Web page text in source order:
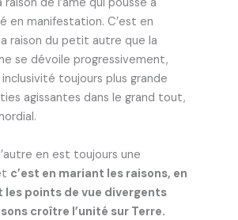
en manifestation. C’est en
raison du petit autre que la
se dévoile progressivement,
toujours plus grande
agissantes dans le grand tout,
en est toujours une
c’est en mariant les raisons, en
les points de vue divergents
croître l’unité sur Terre.